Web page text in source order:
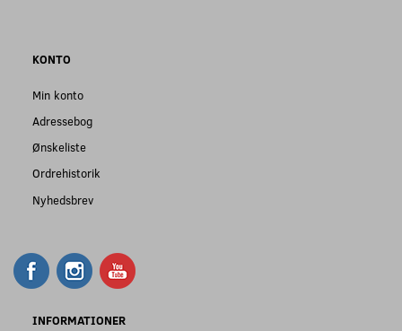
KONTO
Min konto
Adressebog
Ønskeliste
Ordrehistorik
Nyhedsbrev
INFORMATIONER